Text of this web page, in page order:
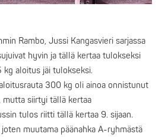
Rambo, Jussi Kangasvieri sarjassa
hyvin ja tällä kertaa tulokseksi
aloitus jäi tulokseksi.
300 kg oli ainoa onnistunut
mutta siirtyi tällä kertaa
tulos riitti tällä kertaa 9. sijaan.
muutama päänahka A-ryhmästä